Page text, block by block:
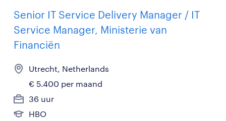
Senior IT Service Delivery Manager / IT
Service Manager, Ministerie van
Financiën
Utrecht, Netherlands
€ 5.400 per maand
36 uur
HBO